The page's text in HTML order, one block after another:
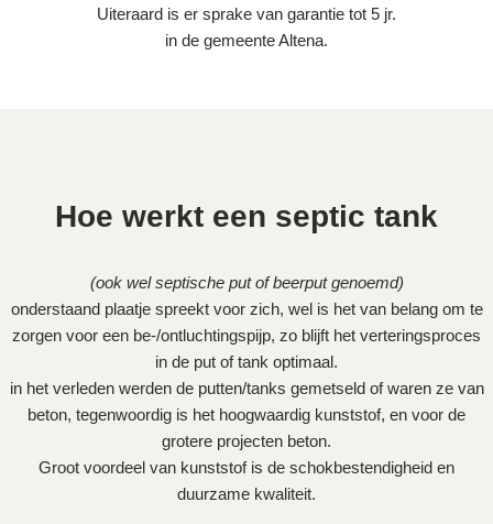
Uiteraard is er sprake van garantie tot 5 jr.
in de gemeente Altena.
Hoe werkt een septic tank
(ook wel septische put of beerput genoemd)
onderstaand plaatje spreekt voor zich, wel is het van belang om te
zorgen voor een be-/ontluchtingspijp, zo blijft het verteringsproces
in de put of tank optimaal.
in het verleden werden de putten/tanks gemetseld of waren ze van
beton, tegenwoordig is het hoogwaardig kunststof, en voor de
grotere projecten beton.
Groot voordeel van kunststof is de schokbestendigheid en
duurzame kwaliteit.